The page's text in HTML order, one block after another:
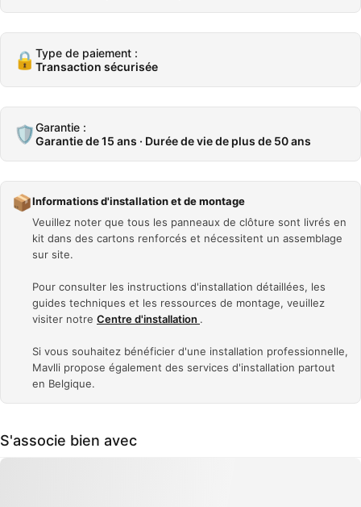
🔒 Type de paiement :
Transaction sécurisée
🛡️Garantie :
Garantie de 15 ans · Durée de vie de plus de 50 ans
📦Informations d'installation et de montage
Veuillez noter que tous les panneaux de clôture sont livrés en
kit dans des cartons renforcés et nécessitent un assemblage
sur site.
Pour consulter les instructions d'installation détaillées, les
guides techniques et les ressources de montage, veuillez
visiter notre Centre d'installation .
Si vous souhaitez bénéficier d'une installation professionnelle,
Mavlli propose également des services d'installation partout
en Belgique.
S'associe bien avec